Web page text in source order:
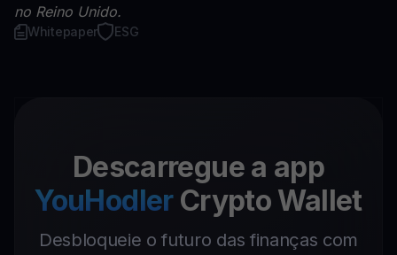
no Reino Unido.
Whitepaper ESG
Descarregue a app
YouHodler Crypto Wallet
Desbloqueie o futuro das finanças com